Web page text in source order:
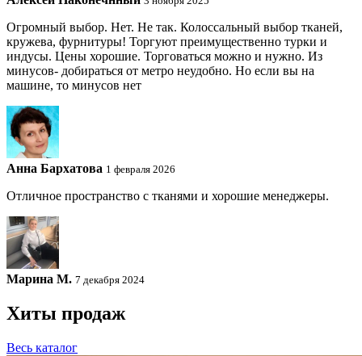
Огромный выбор. Нет. Не так. Колоссальный выбор тканей,
кружева, фурнитуры! Торгуют преимущественно турки и
индусы. Цены хорошие. Торговаться можно и нужно. Из
минусов- добираться от метро неудобно. Но если вы на
машине, то минусов нет
Анна Бархатова 1 февраля 2026
Отличное пространство с тканями и хорошие менеджеры.
Марина М. 7 декабря 2024
Хиты продаж
Весь каталог